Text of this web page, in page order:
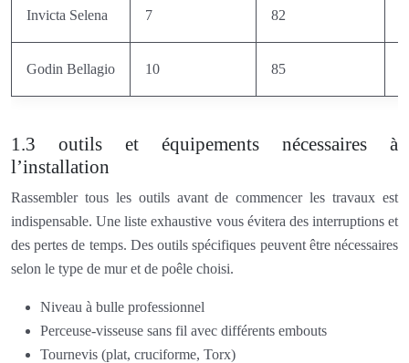
Invicta Selena 7 82
Godin Bellagio 10 85
1.3 outils et équipements nécessaires à
l’installation
Rassembler tous les outils avant de commencer les travaux est
indispensable. Une liste exhaustive vous évitera des interruptions et
des pertes de temps. Des outils spécifiques peuvent être nécessaires
selon le type de mur et de poêle choisi.
Niveau à bulle professionnel
Perceuse-visseuse sans fil avec différents embouts
Tournevis (plat, cruciforme, Torx)